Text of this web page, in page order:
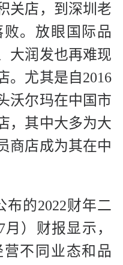
关店，到深圳老
。放眼国际品
大润发也再难现
。尤其是自2016
沃尔玛在中国市
，其中大多为大
商店成为其在中
布的2022财年二
）财报显示，
不同业态和品